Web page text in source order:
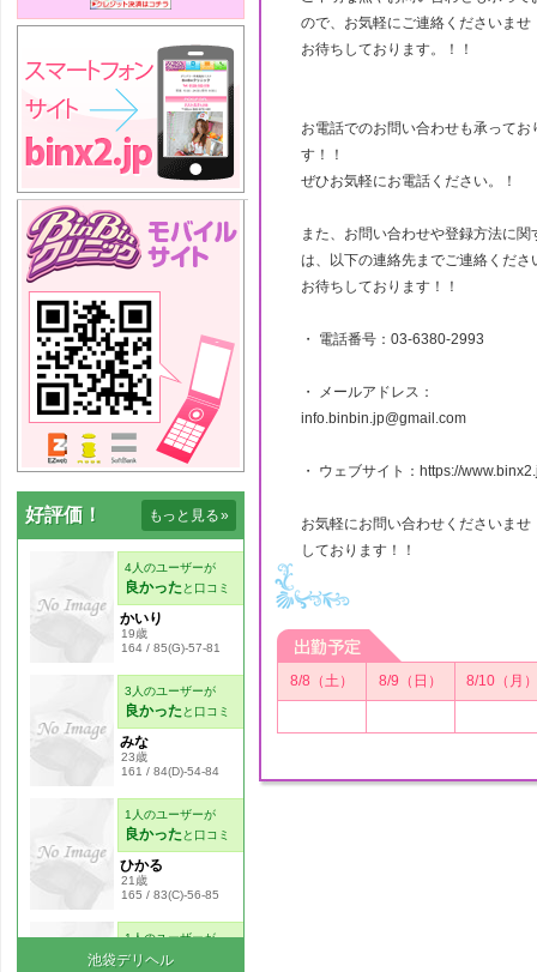
好評価！ もっと見る»
池袋デリヘル
ので、お気軽にご連絡くださいませ
お待ちしております。！！
お電話でのお問い合わせも承ってお
す！！
ぜひお気軽にお電話ください。！
また、お問い合わせや登録方法に関
は、以下の連絡先までご連絡くださ
お待ちしております！！
・ 電話番号：03-6380-2993
・ メールアドレス：
info.binbin.jp@gmail.com
・ ウェブサイト：https://
お気軽にお問い合わせくださいませ
しております！！
8/8（土） 8/9（日） 8/10（月）